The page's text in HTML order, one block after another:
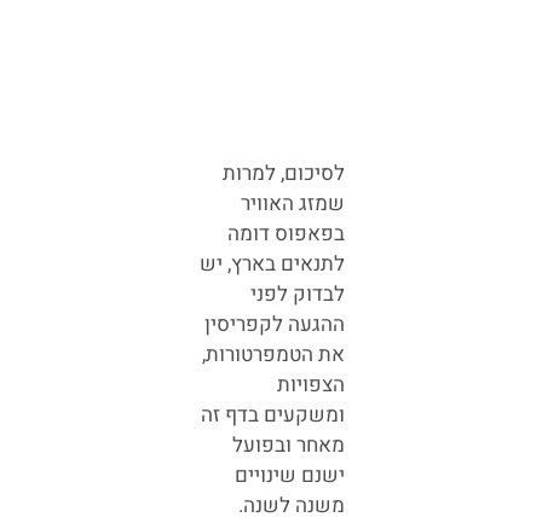
לסיכום, למרות
שמזג האוויר
בפאפוס דומה
לתנאים בארץ, יש
לבדוק לפני
ההגעה לקפריסין
את הטמפרטורות,
הצפויות
ומשקעים בדף זה
מאחר ובפועל
ישנם שינויים
משנה לשנה.